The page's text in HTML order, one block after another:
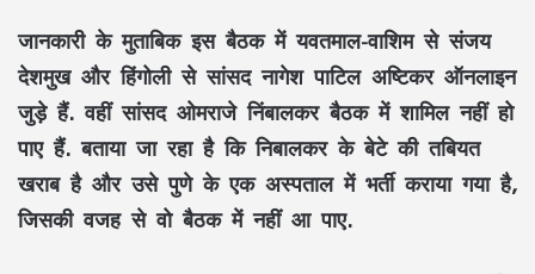
जानकारी के मुताबिक इस बैठक में यवतमाल-वाशिम से संजय
देशमुख और हिंगोली से सांसद नागेश पाटिल अष्टिकर ऑनलाइन
जुड़े हैं. वहीं सांसद ओमराजे निंबालकर बैठक में शामिल नहीं हो
पाए हैं. बताया जा रहा है कि निबालकर के बेटे की तबियत
खराब है और उसे पुणे के एक अस्पताल में भर्ती कराया गया है,
जिसकी वजह से वो बैठक में नहीं आ पाए.